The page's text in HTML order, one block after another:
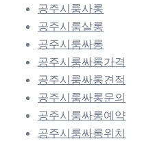
공주시룸사롱
공주시룸살롱
공주시룸싸롱
공주시룸싸롱가격
공주시룸싸롱견적
공주시룸싸롱문의
공주시룸싸롱예약
공주시룸싸롱위치